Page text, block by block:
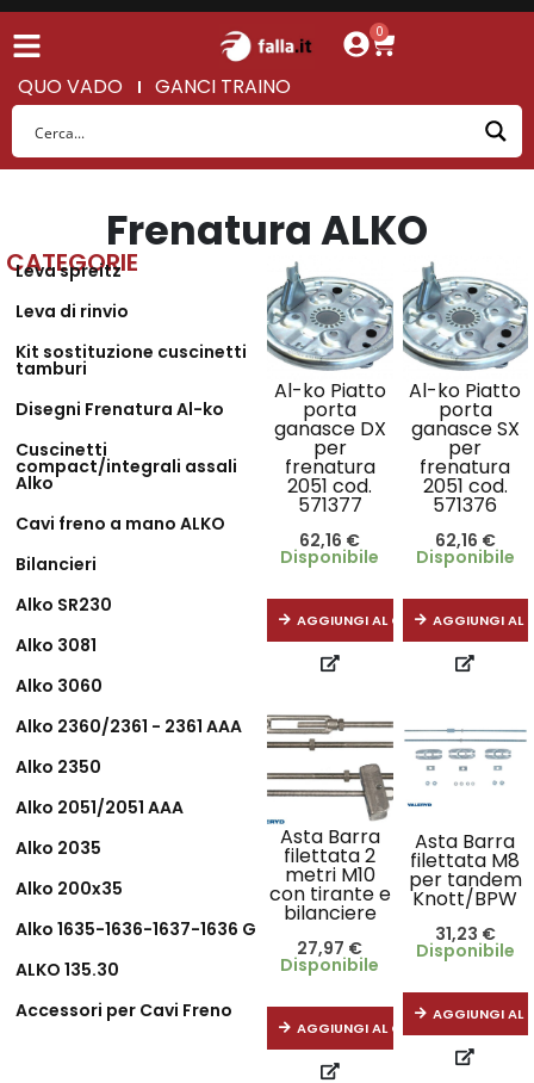
0
QUO VADO GANCI TRAINO
Frenatura ALKO
CATEGORIE
Leva spreitz
Leva di rinvio
Kit sostituzione cuscinetti
tamburi
Disegni Frenatura Al-ko
Cuscinetti
compact/integrali assali
Alko
Cavi freno a mano ALKO
Bilancieri
Alko SR230
Alko 3081
Alko 3060
Alko 2360/2361 - 2361 AAA
Alko 2350
Alko 2051/2051 AAA
Alko 2035
Alko 200x35
Alko 1635-1636-1637-1636 G
ALKO 135.30
Accessori per Cavi Freno
Al-ko Piatto
porta
ganasce DX
per
frenatura
2051 cod.
571377
62,16 €
Disponibile
AGGIUNGI AL CARRELLO
Al-ko Piatto
porta
ganasce SX
per
frenatura
2051 cod.
571376
62,16 €
Disponibile
AGGIUNGI AL
Asta Barra
filettata 2
metri M10
con tirante e
bilanciere
27,97 €
Disponibile
AGGIUNGI AL CARRELLO
Asta Barra
filettata M8
per tandem
Knott/BPW
31,23 €
Disponibile
AGGIUNGI AL